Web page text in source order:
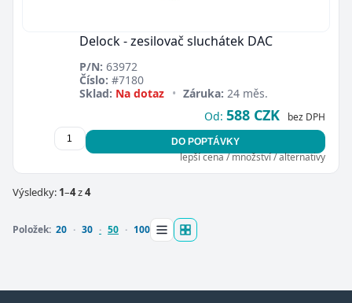
Delock - zesilovač sluchátek DAC
P/N: 63972
Číslo: #7180
Sklad: Na dotaz • Záruka: 24 měs.
Od: 588 CZK bez DPH
DO POPTÁVKY
lepší cena / množství / alternativy
Výsledky: 1–4z4
Položek: 20 30 50 100